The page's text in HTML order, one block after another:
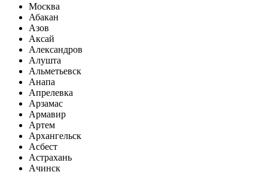
Москва
Абакан
Азов
Аксай
Александров
Алушта
Альметьевск
Анапа
Апрелевка
Арзамас
Армавир
Артем
Архангельск
Асбест
Астрахань
Ачинск